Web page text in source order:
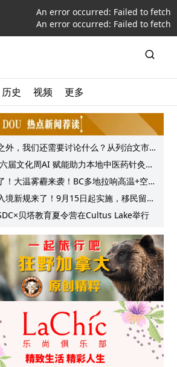
An error occurred: Failed to fetch
An error occurred: Failed to fetch
历史 视频 更多
外，我们还需要讨论什么？从列治文市
动议谈起
届文化周AI 赋能助力本地中医药针灸服
级！大温雾霾来袭！BC多地拉响高温+空气
最高可达35°C！
境新规来了！9月15日起实施，移民留学
最强监管！
贝塔教育夏令营在Cultus Lake举行